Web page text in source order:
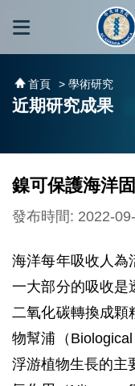
跳到主要內容區塊
首頁 > 學術研究
近期研究成果
鎳可保護海洋
發布時間: 2022-
海洋每年吸收人為
一大部分的吸收是
二氧化碳轉換成顆
物幫浦（
浮游植物生長的主